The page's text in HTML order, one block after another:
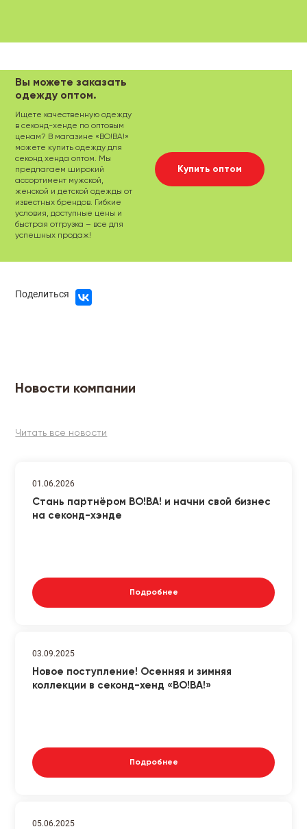
Вы можете заказать
одежду оптом.
Ищете качественную одежду
в секонд-хенде по оптовым
ценам? В магазине «ВО!ВА!»
можете купить одежду для
секонд хенда оптом. Мы
предлагаем широкий
ассортимент мужской,
женской и детской одежды от
известных брендов. Гибкие
условия, доступные цены и
быстрая отгрузка – все для
успешных продаж!
Купить оптом
Поделиться
Новости компании
Читать все новости
01.06.2026
Стань партнёром ВО!ВА! и начни свой бизнес
на секонд-хэнде
Подробнее
03.09.2025
Новое поступление! Осенняя и зимняя
коллекции в секонд-хенд «ВО!ВА!»
Подробнее
05.06.2025